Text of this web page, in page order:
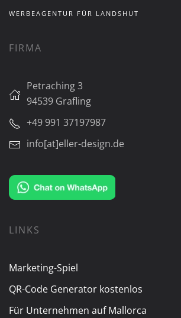
WERBEAGENTUR FÜR LANDSHUT
FIRMA
Petraching 3
94539 Grafling
+49 991 37197987
info[at]eller-design.de
LINKS
Marketing-Spiel
QR-Code Generator kostenlos
Für Unternehmen auf Mallorca